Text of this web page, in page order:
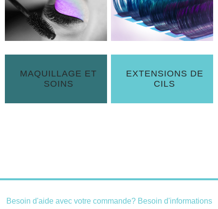
MAQUILLAGE ET
EXTENSIONS DE